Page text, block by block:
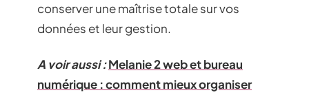
conserver une maîtrise totale sur vos
données et leur gestion.
A voir aussi :Melanie 2 web et bureau
numérique : comment mieux organiser